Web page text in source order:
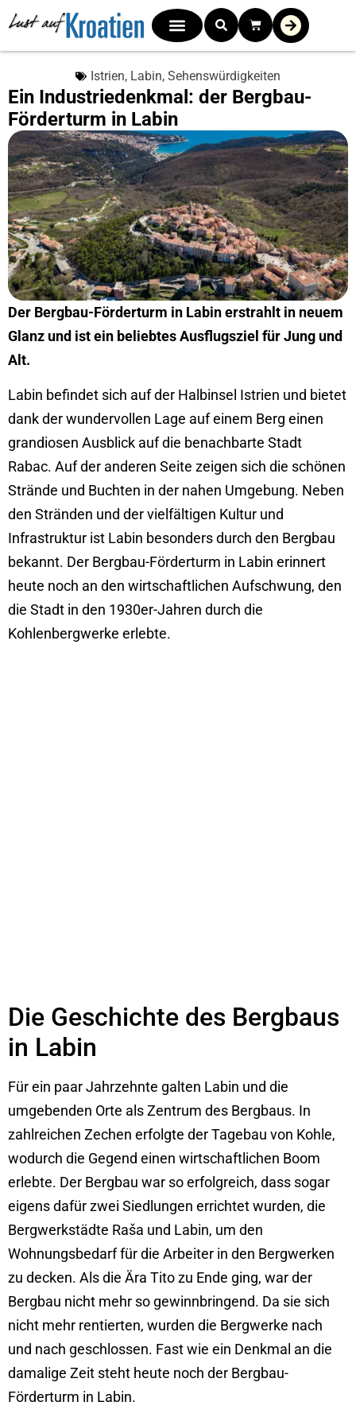
Istrien, Labin, Sehenswürdigkeiten
Ein Industriedenkmal: der Bergbau-
Förderturm in Labin
Der Bergbau-Förderturm in Labin erstrahlt in neuem
Glanz und ist ein beliebtes Ausflugsziel für Jung und
Alt.
Labin befindet sich auf der Halbinsel Istrien und bietet
dank der wundervollen Lage auf einem Berg einen
grandiosen Ausblick auf die benachbarte Stadt
Rabac. Auf der anderen Seite zeigen sich die schönen
Strände und Buchten in der nahen Umgebung. Neben
den Stränden und der vielfältigen Kultur und
Infrastruktur ist Labin besonders durch den Bergbau
bekannt. Der Bergbau-Förderturm in Labin erinnert
heute noch an den wirtschaftlichen Aufschwung, den
die Stadt in den 1930er-Jahren durch die
Kohlenbergwerke erlebte.
Die Geschichte des Bergbaus
in Labin
Für ein paar Jahrzehnte galten Labin und die
umgebenden Orte als Zentrum des Bergbaus. In
zahlreichen Zechen erfolgte der Tagebau von Kohle,
wodurch die Gegend einen wirtschaftlichen Boom
erlebte. Der Bergbau war so erfolgreich, dass sogar
eigens dafür zwei Siedlungen errichtet wurden, die
Bergwerkstädte Raša und Labin, um den
Wohnungsbedarf für die Arbeiter in den Bergwerken
zu decken. Als die Ära Tito zu Ende ging, war der
Bergbau nicht mehr so gewinnbringend. Da sie sich
nicht mehr rentierten, wurden die Bergwerke nach
und nach geschlossen. Fast wie ein Denkmal an die
damalige Zeit steht heute noch der Bergbau-
Förderturm in Labin.